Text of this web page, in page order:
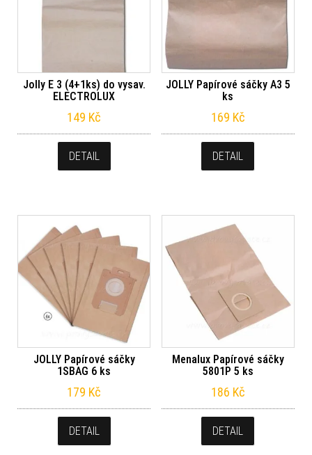
Jolly E 3 (4+1ks) do vysav.
ELECTROLUX
149 Kč
DETAIL
JOLLY Papírové sáčky A3 5
ks
169 Kč
DETAIL
JOLLY Papírové sáčky
1SBAG 6 ks
179 Kč
DETAIL
Menalux Papírové sáčky
5801P 5 ks
186 Kč
DETAIL